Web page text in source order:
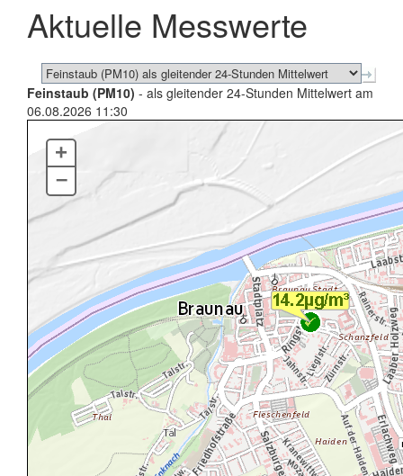
schließen
Aktuelle Messwerte
Feinstaub (PM10) - als gleitender 24-Stunden Mittelwert am
06.08.2026 11:30
+
–